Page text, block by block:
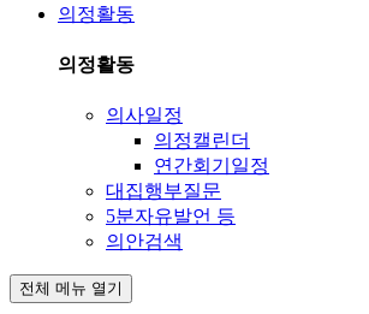
의정활동
의정활동
의사일정
의정캘린더
연간회기일정
대집행부질문
5분자유발언 등
의안검색
전체 메뉴 열기